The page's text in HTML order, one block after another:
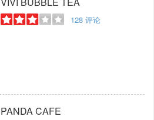
128评论
PANDA CAFE